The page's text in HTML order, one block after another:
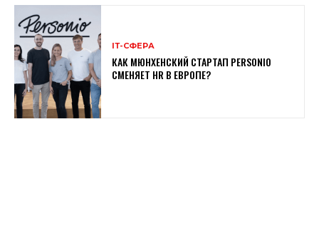
ІТ-СФЕРА
КАК МЮНХЕНСКИЙ СТАРТАП PERSONIO
СМЕНЯЕТ HR В ЕВРОПЕ?